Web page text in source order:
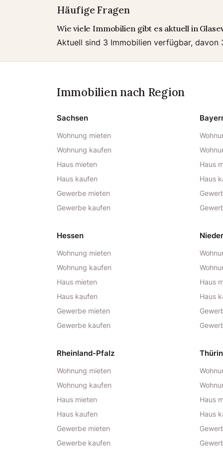
Häufige Fragen
Wie viele Immobilien gibt es aktuell in
Aktuell sind 3 Immobilien verfügbar, davon
Immobilien nach Region
Sachsen
Wohnung mieten
Wohnung kaufen
Haus mieten
Haus kaufen
Gewerbe mieten
Gewerbe kaufen
Haus
Haus
Hessen
Wohnung mieten
Wohnung kaufen
Haus mieten
Haus kaufen
Gewerbe mieten
Gewerbe kaufen
Haus
Haus
Rheinland-Pfalz
Wohnung mieten
Wohnung kaufen
Haus mieten
Haus kaufen
Gewerbe mieten
Gewerbe kaufen
Haus
Haus